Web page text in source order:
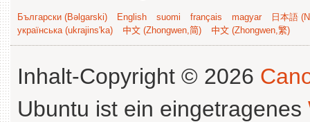
Български (Bəlgarski) English suomi français magyar
日本語
українська (ukrajins'ka)
中文 (Zhongwen,简) 中文 (Zhongwen,繁)
Inhalt-Copyright © 2026
Ubuntu ist ein eingetragenes